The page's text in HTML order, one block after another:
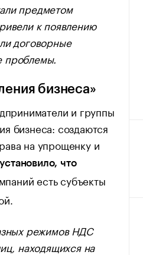
предметом
к появлению
договорные
проблемы.
бизнеса»
и группы
бизнеса: создаются
на упрощенку и
что
есть субъекты
режимов НДС
находящихся на